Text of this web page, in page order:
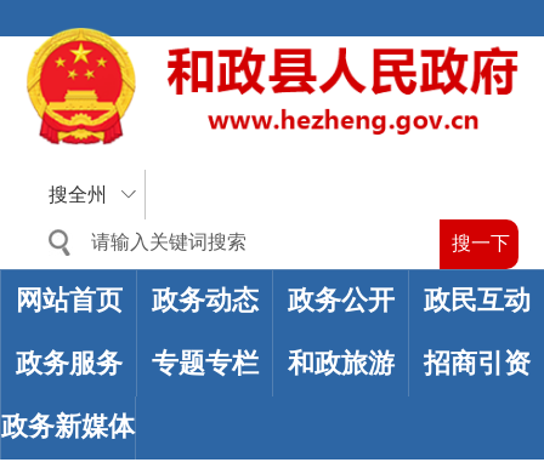
搜全州
网站首页 政务动态 政务公开 政民互动
政务服务 专题专栏 和政旅游 招商引资
政务新媒体